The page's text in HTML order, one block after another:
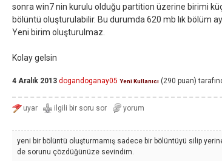
sonra win7 nin kurulu olduğu partition üzerine birimi
bölüntü oluşturulabilir. Bu durumda 620 mb lık bölüm
Yeni birim oluşturulmaz.
Kolay gelsin
4 Aralık 2013 dogandoganay05 Yeni Kullanıcı (290 puan)
yeni bir bölüntü oluşturmamış sadece bir bölüntüyü silip
de sorunu çözdüğünüze sevindim.